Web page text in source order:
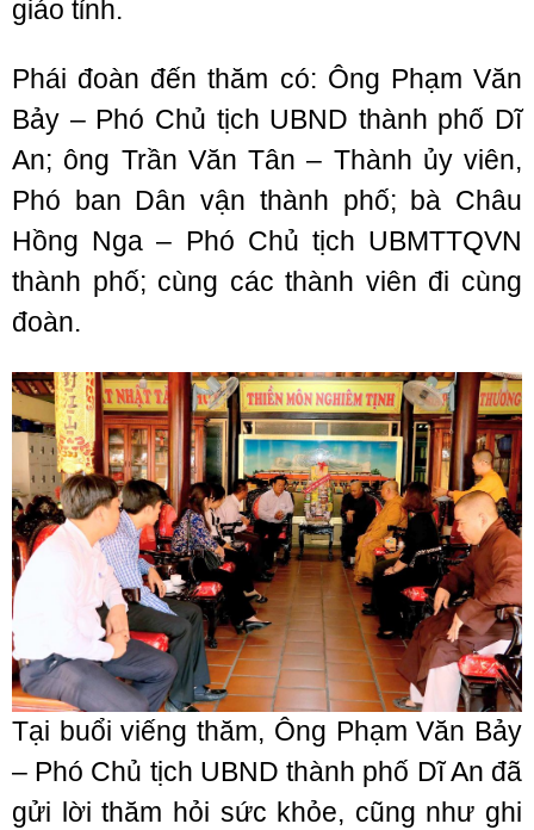
giáo tỉnh.
Phái đoàn đến thăm có: Ông Phạm Văn
Bảy – Phó Chủ tịch UBND thành phố Dĩ
An; ông Trần Văn Tân – Thành ủy viên,
Phó ban Dân vận thành phố; bà Châu
Hồng Nga – Phó Chủ tịch UBMTTQVN
thành phố; cùng các thành viên đi cùng
đoàn.
Tại buổi viếng thăm, Ông Phạm Văn Bảy
– Phó Chủ tịch UBND thành phố Dĩ An đã
gửi lời thăm hỏi sức khỏe, cũng như ghi